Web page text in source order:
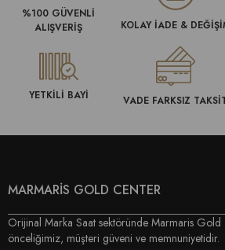
%100 GÜVENLİ
ALIŞVERİŞ
KOLAY İADE &
YETKİLİ BAYİ VADE FARKSIZ
MARMARİS GOLD CENTER
Orijinal Marka Saat sektöründe Marmaris
önceliğimiz, müşteri güveni ve memnuniyetidir.